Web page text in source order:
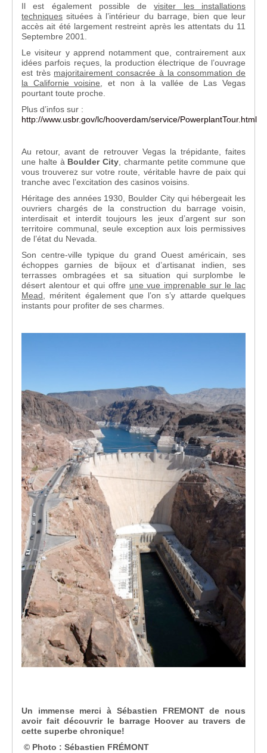
Il est également possible devisiter les installations
techniques situées à l’intérieur du barrage, bien que leur
accès ait été largement restreint après les attentats du 11
Septembre 2001.
Le visiteur y apprend notamment que, contrairement aux
idées parfois reçues, la production électrique de l’ouvrage
est très majoritairement consacrée à la consommation de
la Californie voisine , et non à la vallée de Las Vegas
pourtant toute proche.
Plus d’infos sur :
http://www.usbr.gov/lc/hooverdam/service/PowerplantTour.html
Au retour, avant de retrouver Vegas la trépidante, faites
une halte à Boulder City , charmante petite commune que
vous trouverez sur votre route, véritable havre de paix qui
tranche avec l’excitation des casinos voisins.
Héritage des années 1930, Boulder City qui hébergeait les
ouvriers chargés de la construction du barrage voisin,
interdisait et interdit toujours les jeux d’argent sur son
territoire communal, seule exception aux lois permissives
de l’état du Nevada.
Son centre-ville typique du grand Ouest américain, ses
échoppes garnies de bijoux et d’artisanat indien, ses
terrasses ombragées et sa situation qui surplombe le
désert alentour et qui offre une vue imprenable sur le lac
Mead , méritent également que l’on s’y attarde quelques
instants pour profiter de ses charmes.
Un immense merci à Sébastien FREMONT de nous
avoir fait découvrir le barrage Hoover au travers de
cette superbe chronique!
© Photo : Sébastien FRÉMONT